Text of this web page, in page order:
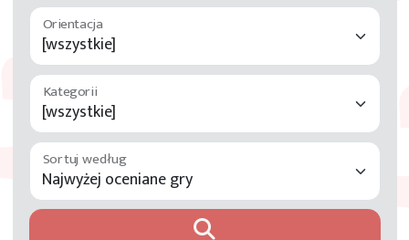
Orientacja
Kategorii
Sortuj według